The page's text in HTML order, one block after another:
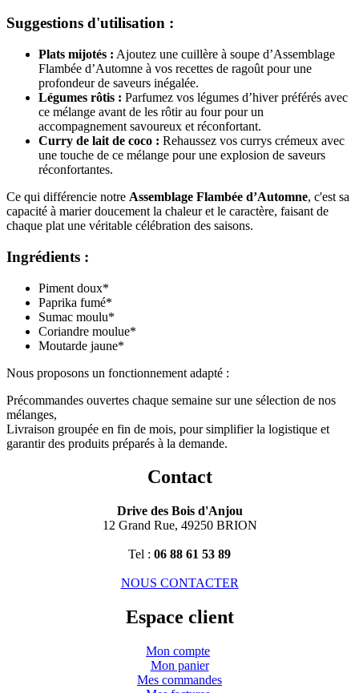
Suggestions d'utilisation :
Plats mijotés : Ajoutez une cuillère à soupe d’Assemblage
Flambée d’Automne à vos recettes de ragoût pour une
profondeur de saveurs inégalée.
Légumes rôtis : Parfumez vos légumes d’hiver préférés avec
ce mélange avant de les rôtir au four pour un
accompagnement savoureux et réconfortant.
Curry de lait de coco : Rehaussez vos currys crémeux avec
une touche de ce mélange pour une explosion de saveurs
réconfortantes.
Ce qui différencie notre Assemblage Flambée d’Automne, c'est sa
capacité à marier doucement la chaleur et le caractère, faisant de
chaque plat une véritable célébration des saisons.
Ingrédients :
Piment doux*
Paprika fumé*
Sumac moulu*
Coriandre moulue*
Moutarde jaune*
Nous proposons un fonctionnement adapté :
Précommandes ouvertes chaque semaine sur une sélection de nos
mélanges,
Livraison groupée en fin de mois, pour simplifier la logistique et
garantir des produits préparés à la demande.
Contact
Drive des Bois d'Anjou
12 Grand Rue, 49250 BRION
Tel : 06 88 61 53 89
NOUS CONTACTER
Espace client
Mon compte
Mon panier
Mes commandes